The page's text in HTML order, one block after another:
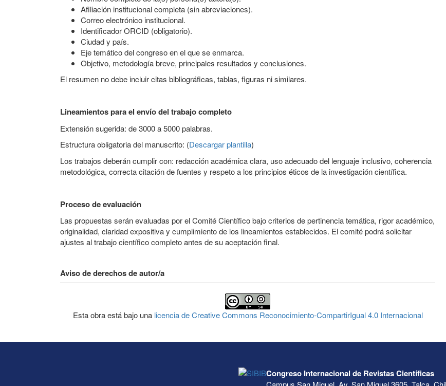
Afiliación institucional completa (sin abreviaciones).
Correo electrónico institucional.
Identificador ORCID (obligatorio).
Ciudad y país.
Eje temático del congreso en el que se enmarca.
Objetivo, metodología breve, principales resultados y conclusiones.
El resumen no debe incluir citas bibliográficas, tablas, figuras ni similares.
Lineamientos para el envío del trabajo completo
Extensión sugerida: de 3000 a 5000 palabras.
Estructura obligatoria del manuscrito: (Descargar plantilla)
Los trabajos deberán cumplir con: redacción académica clara, uso adecuado del lenguaje inclusivo, coherencia
metodológica, correcta citación de fuentes y respeto a los principios éticos de la investigación científica.
Proceso de evaluación
Las propuestas serán evaluadas por el Comité Científico bajo criterios de pertinencia temática, rigor académico,
originalidad, claridad expositiva y cumplimiento de los lineamientos establecidos. El comité podrá solicitar
ajustes al trabajo científico completo antes de su aceptación final.
Aviso de derechos de autor/a
Esta obra está bajo una licencia de Creative Commons Reconocimiento-CompartirIgual 4.0 Internacional
Congreso Internacional de Revistas Científicas